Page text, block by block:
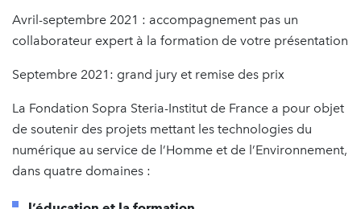
Avril-septembre 2021 : accompagnement pas un
collaborateur expert à la formation de votre présentation
Septembre 2021: grand jury et remise des prix
La Fondation Sopra Steria-Institut de France a pour objet
de soutenir des projets mettant les technologies du
numérique au service de l’Homme et de l’Environnement,
dans quatre domaines :